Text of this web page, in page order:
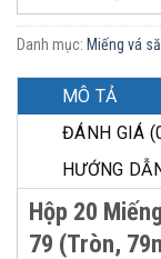
Danh mục: Miếng vá
MÔ TẢ
ĐÁNH GIÁ
HƯỚNG
Hộp 20
79 (Tròn,